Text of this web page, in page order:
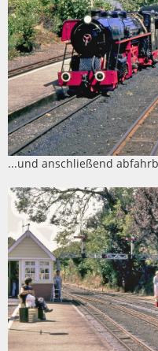
...und anschließend